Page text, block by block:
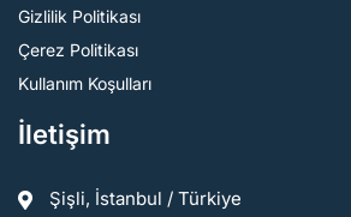
Gizlilik Politikası
Çerez Politikası
Kullanım Koşulları
İletişim
Şişli, İstanbul / Türkiye